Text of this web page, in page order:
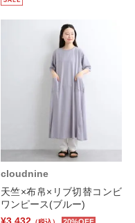
cloudnine
天竺×布帛×リブ切替コンビ
ワンピース(ブルー)